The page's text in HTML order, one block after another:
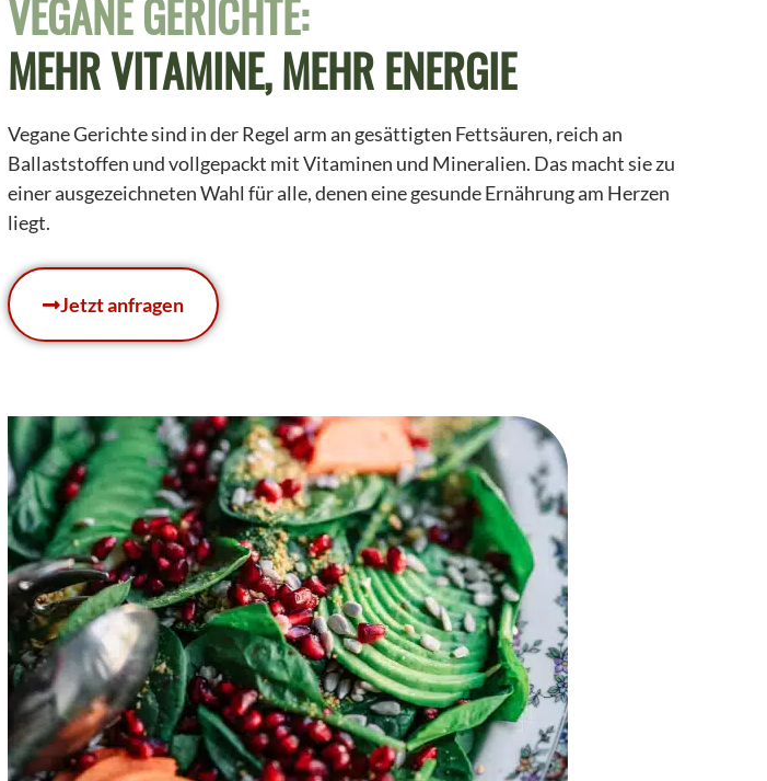
VEGANE GERICHTE:
MEHR VITAMINE, MEHR ENERGIE
Vegane Gerichte sind in der Regel arm an gesättigten Fettsäuren, reich an
Ballaststoffen und vollgepackt mit Vitaminen und Mineralien. Das macht sie zu
einer ausgezeichneten Wahl für alle, denen eine gesunde Ernährung am Herzen
liegt.
Jetzt anfragen